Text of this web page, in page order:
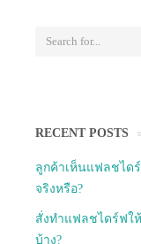
RECENT POSTS
ลูกค้าเห็นแฟลชได
จริงหรือ?
สั่งทำแฟลชไดร์ฟใ
บ้าง?